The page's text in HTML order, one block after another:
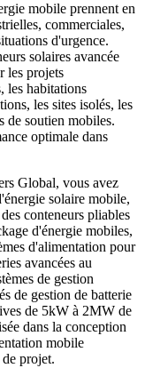
mobile prennent en
commerciales,
d'urgence.
solaires avancée
les projets
les habitations
les sites isolés, les
de soutien mobiles.
optimale dans
Global, vous avez
solaire mobile,
conteneurs pliables
d'énergie mobiles,
d'alimentation pour
avancées au
de gestion
de gestion de batterie
de 5kW à 2MW de
dans la conception
mobile
projet.